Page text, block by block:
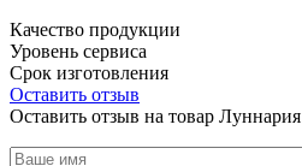
Качество продукции
Уровень сервиса
Срок изготовления
Оставить отзыв
Оставить отзыв на товар Луннария